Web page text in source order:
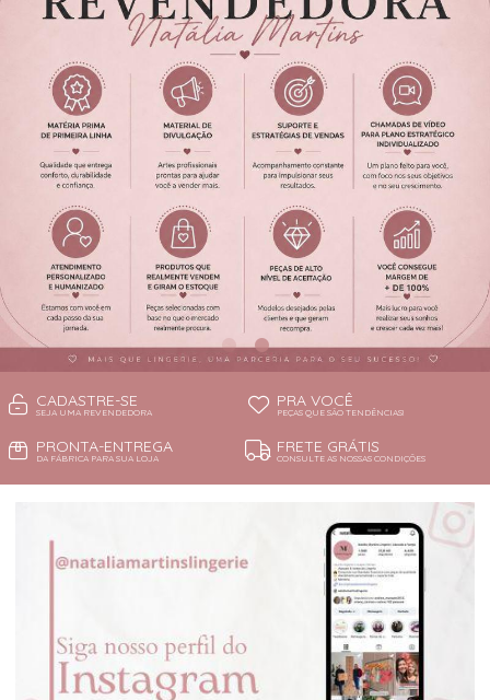
CADASTRE-SE
SEJA UMA REVENDEDORA
PRA VOCÊ
PEÇAS QUE SÃO TENDÊNCIAS!
PRONTA-ENTREGA
DA FÁBRICA PARA SUA LOJA
FRETE GRÁTIS
CONSULTE AS NOSSAS CONDIÇÕES